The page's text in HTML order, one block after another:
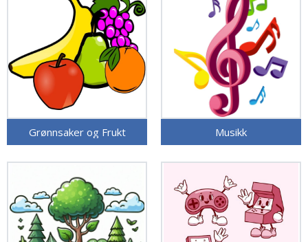
Grønnsaker og Frukt Musikk